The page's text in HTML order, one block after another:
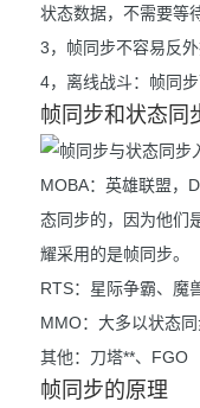
状态数据，不需要等
3，帧同步不容易反
4，离线战斗：帧同
帧同步和状态同
MOBA：英雄联盟，
态同步的，因为他们
耀采用的是帧同步。
RTS：星际争霸、魔
MMO：大多以状态
其他：刀塔**、FGO
帧同步的原理